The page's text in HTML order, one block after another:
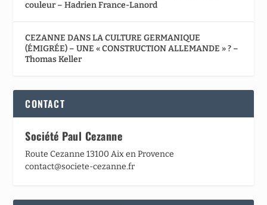
couleur – Hadrien France-Lanord
CEZANNE DANS LA CULTURE GERMANIQUE
(ÉMIGRÉE) – UNE « CONSTRUCTION ALLEMANDE » ? –
Thomas Keller
CONTACT
Société Paul Cezanne
Route Cezanne 13100 Aix en Provence
contact@societe-cezanne.fr